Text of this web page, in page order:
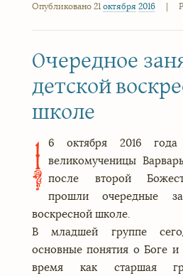
Опубликовано 21 октября 2016 |
Очередное
детской
школе
1 6 октября 2016
великомученицы
после второй
прошли очередные
воскресной школе.
В младшей группе
основные понятия о Боге и
время как старшая